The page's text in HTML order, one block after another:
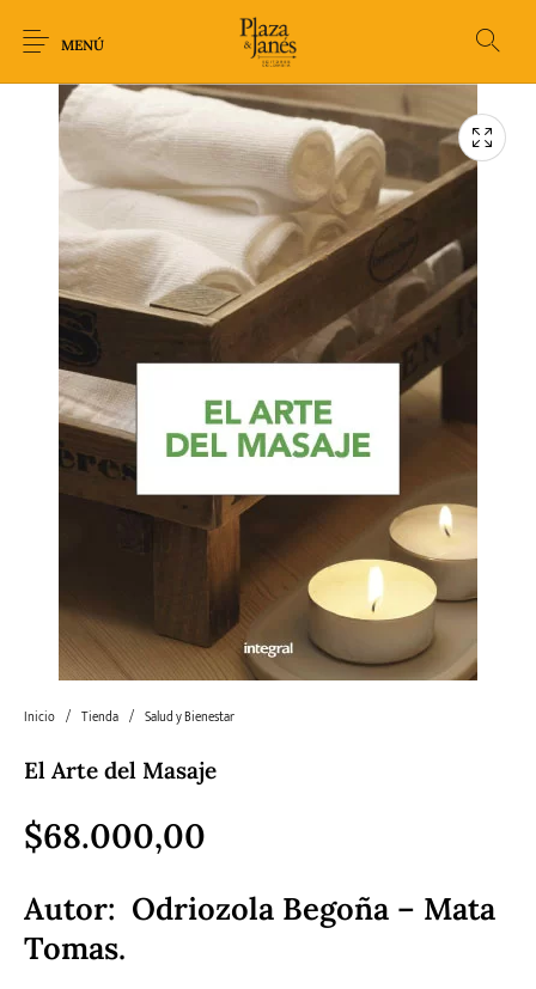
MENÚ
Novedades Arqueología Arte Biografía
Ciencia Crimen Thriller Ecolibros
Fantasía Gastronomía
Horror
Comic
Literatura infantil
universal y Clásicos
Pedagogía Poesía
Política Sagas
Inicio / Tienda / Salud y Bienestar
El Arte del Masaje
$68.000,00
Autor: Odriozola Begoña – Mata
Tomas.